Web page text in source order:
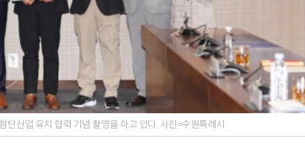
산업 유치 협력 기념 촬영을 하고 있다. 사진=수원특례시